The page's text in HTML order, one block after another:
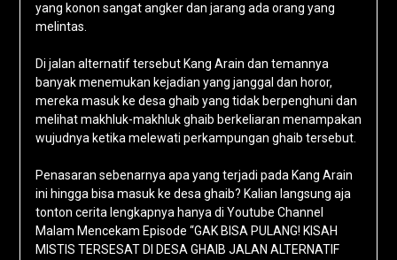
yang konon sangat angker dan jarang ada orang yang
melintas.
Di jalan alternatif tersebut Kang Arain dan temannya
banyak menemukan kejadian yang janggal dan horor,
mereka masuk ke desa ghaib yang tidak berpenghuni dan
melihat makhluk-makhluk ghaib berkeliaran menampakan
wujudnya ketika melewati perkampungan ghaib tersebut.
Penasaran sebenarnya apa yang terjadi pada Kang Arain
ini hingga bisa masuk ke desa ghaib? Kalian langsung aja
tonton cerita lengkapnya hanya di Youtube Channel
Malam Mencekam Episode “GAK BISA PULANG! KISAH
MISTIS TERSESAT DI DESA GHAIB JALAN ALTERNATIF